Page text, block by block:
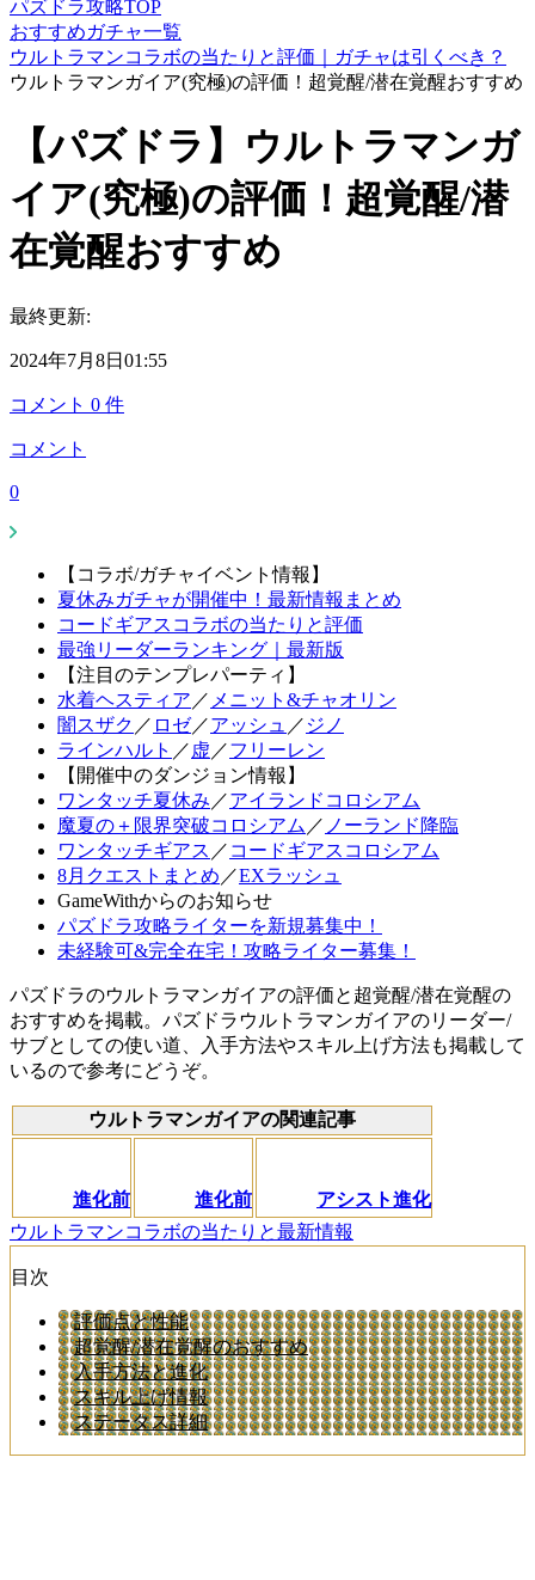
パズドラ攻略TOP
おすすめガチャ一覧
ウルトラマンコラボの当たりと評価｜ガチャは引くべき？
ウルトラマンガイア(究極)の評価！超覚醒/潜在覚醒おすすめ
【パズドラ】ウルトラマンガ
イア(究極)の評価！超覚醒/潜
在覚醒おすすめ
最終更新:
2024年7月8日01:55
コメント 0 件
コメント
0
【コラボ/ガチャイベント情報】
夏休みガチャが開催中！最新情報まとめ
コードギアスコラボの当たりと評価
最強リーダーランキング｜最新版
【注目のテンプレパーティ】
水着ヘスティア ／ メニット&チャオリン
闇スザク ／ ロゼ／アッシュ ／ ジノ
ラインハルト ／ 虚 ／フリーレン
【開催中のダンジョン情報】
ワンタッチ夏休み ／アイランドコロシアム
魔夏の＋限界突破コロシアム ／ ノーランド降臨
ワンタッチギアス ／ コードギアスコロシアム
8月クエストまとめ ／EXラッシュ
GameWithからのお知らせ
パズドラ攻略ライターを新規募集中！
未経験可&完全在宅！攻略ライター募集！
パズドラのウルトラマンガイアの評価と超覚醒/潜在覚醒の
おすすめを掲載。パズドラウルトラマンガイアのリーダー/
サブとしての使い道、入手方法やスキル上げ方法も掲載して
いるので参考にどうぞ。
ウルトラマンガイアの関連記事
進化前 進化前
アシスト進化
ウルトラマンコラボの当たりと最新情報
目次
評価点と性能
超覚醒/潜在覚醒のおすすめ
入手方法と進化
スキル上げ情報
ステータス詳細